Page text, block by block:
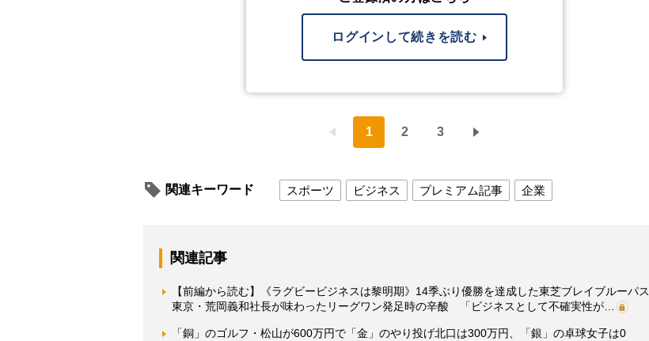
ログインして続きを読む
1 2 3
関連キーワード スポーツ ビジネス プレミアム記事 企業
関連記事
【前編から読む】《ラグビービジネスは黎明期》14季ぶり優勝を達成した東芝ブレイブルーパス
東京・荒岡義和社長が味わったリーグワン発足時の辛酸 「ビジネスとして不確実性が…
「銅」のゴルフ・松山が600万円で「金」のやり投げ北口は300万円、「銀」の卓球女子は0